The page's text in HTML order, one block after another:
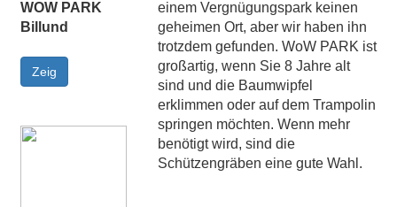
WOW PARK
Billund
einem Vergnügungspark keinen
geheimen Ort, aber wir haben ihn
trotzdem gefunden. WoW PARK ist
großartig, wenn Sie 8 Jahre alt
sind und die Baumwipfel
erklimmen oder auf dem Trampolin
springen möchten. Wenn mehr
benötigt wird, sind die
Schützengräben eine gute Wahl.